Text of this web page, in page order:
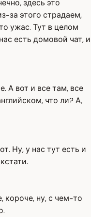
здесь это
за этого страдаем,
ужас. Тут в целом
есть домовой чат, и
А вот и все там, все
что ли? А,
Ну, у нас тут есть и
короче, ну, с чем-то